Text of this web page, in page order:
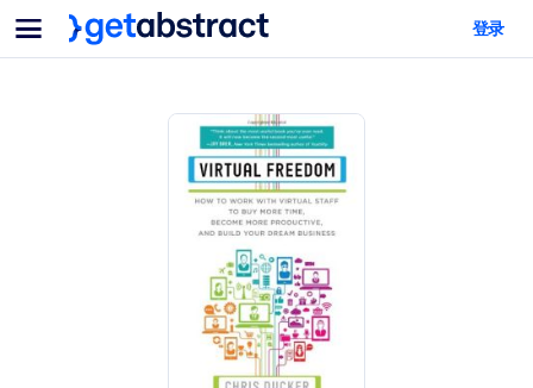
菜单
面向团队与管理者
为您的员工配备关键的人工智能技能。
帮助您的管理者为未来的工作时代做好准备。
让团队更轻松地共同学习、解决实际问题并更快采取行动。
面向人工智能系统
登录